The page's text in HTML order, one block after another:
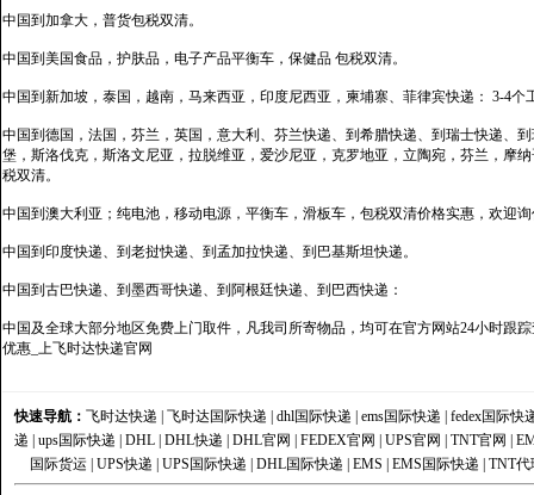
中国到加拿大，普货包税双清。
中国到美国食品，护肤品，电子产品平衡车，保健品 包税双清。
中国到新加坡，泰国，越南，马来西亚，印度尼西亚，柬埔寨、菲律宾快递： 3-4个
中国到德国，法国，芬兰，英国，意大利、芬兰快递、到希腊快递、到瑞士快递、
堡，斯洛伐克，斯洛文尼亚，拉脱维亚，爱沙尼亚，克罗地亚，立陶宛，芬兰，摩
税双清。
中国到澳大利亚；纯电池，移动电源，平衡车，滑板车，包税双清价格实惠，欢迎
中国到印度快递、到老挝快递、到孟加拉快递、到巴基斯坦快递。
中国到古巴快递、到墨西哥快递、到阿根廷快递、到巴西快递：
中国及全球大部分地区免费上门取件，凡我司所寄物品，均可在官方网站24小时跟
优惠_上飞时达快递官网
快速导航： 飞时达快递 飞时达国际快递 dhl国际快递 ems国际快递
fedex国际快
递
ups国际快递 DHL DHL快递 DHL官网 FEDEX官网 UPS官网 TNT官网
国际货运| UPS快递 UPS国际快递 DHL国际快递 EMS EMS国际快递 TNT代